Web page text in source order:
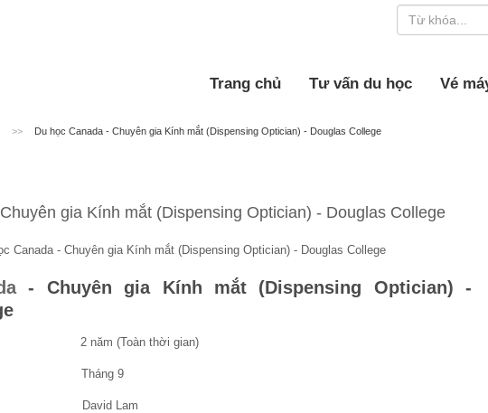
Trang chủ Tư vấn du học Vé
>> Du học Canada - Chuyên gia Kính mắt (Dispensing Optician) - Douglas College
gia Kính mắt (Dispensing Optician) - Douglas College
- Chuyên gia Kính mắt (Dispensing Optician) -
2 năm (Toàn thời gian)
Tháng 9
Lam